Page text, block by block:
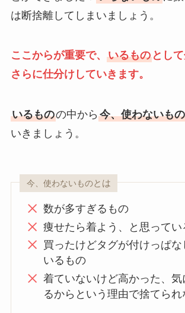
は断捨離してしまいましょう。
ここからが重要で、 いるものとし
さらに仕分けしていきます。
いるものの中から 今、使わないもの
いきましょう。
今、使わないものとは
数が多すぎるもの
痩せたら着よう、と思ってい
買ったけどタグが付けっぱな
いるもの
着ていないけど高かった、気
るからという理由で捨てられ